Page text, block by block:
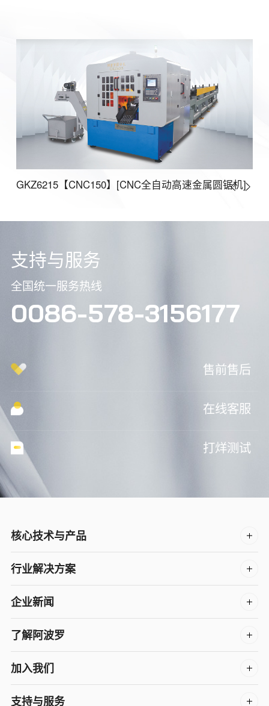
GKZ6215【CNC150】[CNC全自动高速金属圆锯机]
支持与服务
全国统一服务热线
0086-578-3156177
售前售后
在线客服
打烊测试
核心技术与产品
行业解决方案
企业新闻
了解阿波罗
加入我们
支持与服务